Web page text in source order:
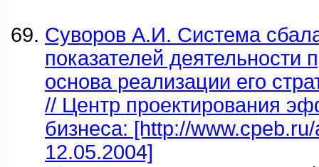
Суворов А.И. Система
показателей деятельности
основа реализации его
// Центр проектирования
бизнеса: [http://
12.05.2004]